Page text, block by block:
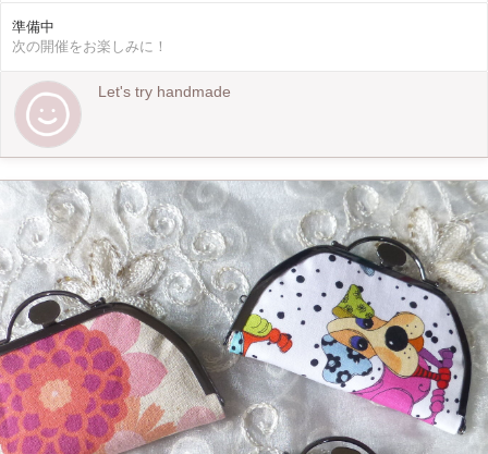
準備中
次の開催をお楽しみに！
Let's try handmade